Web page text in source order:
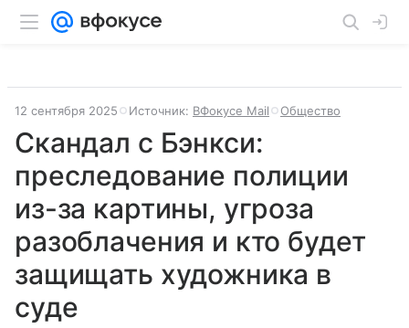
12 сентября 2025 Источник: ВФокусе Mail Общество
Скандал с Бэнкси:
преследование полиции
из-за картины, угроза
разоблачения и кто будет
защищать художника в
суде